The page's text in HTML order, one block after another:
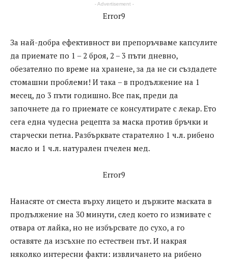
- Advertisement -
Error9
За най-добра ефективност ви препоръчваме капсулите
да приемате по 1 – 2 броя, 2 – 3 пъти дневно,
обезателно по време на хранене, за да не си създадете
стомашни проблеми! И така – в продължение на 1
месец, до 3 пъти годишно. Все пак, преди да
започнете да го приемате се консултирате с лекар. Ето
сега една чудесна рецепта за маска против бръчки и
старчески петна. Разбърквате старателно 1 ч.л. рибено
масло и 1 ч.л. натурален пчелен мед.
Error9
Нанасяте от сместа върху лицето и държите маската в
продължение на 30 минути, след което го измивате с
отвара от лайка, но не избърсвате до сухо, а го
оставяте да изсъхне по естествен път. И накрая
няколко интересни факти: извличането на рибено